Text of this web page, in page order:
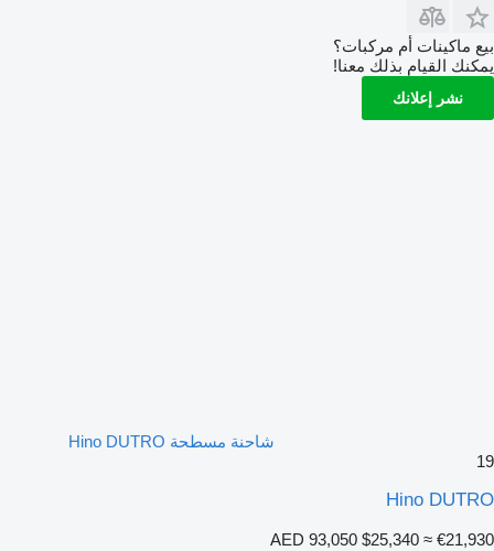
بيع ماكينات أم مركبات؟
يمكنك القيام بذلك معنا!
نشر إعلانك
شاحنة مسطحة Hino DUTRO
19
Hino DUTRO
AED 93,050 $25,340 ≈ €21,930